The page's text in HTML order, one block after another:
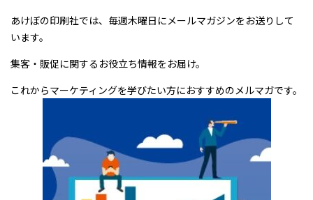
あけぼの印刷社では、毎週木曜日にメールマガジンをお送りして
います。
集客・販促に関するお役立ち情報をお届け。
これからマーケティングを学びたい方におすすめのメルマガです。